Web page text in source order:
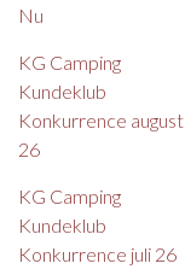
Nu
KG Camping
Kundeklub
Konkurrence august
26
KG Camping
Kundeklub
Konkurrence juli 26